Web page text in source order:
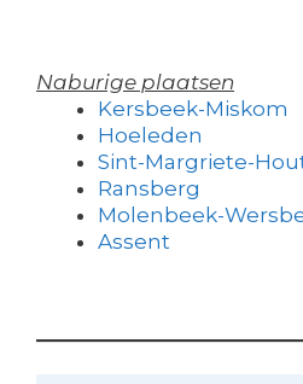
Naburige plaatsen
Kersbeek-Miskom
Hoeleden
Sint-Margriete-
Ransberg
Molenbeek-
Assent